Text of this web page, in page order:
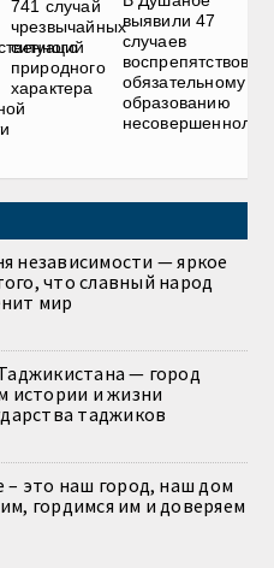
741 случай
чрезвычайных
ситуаций
природного
характера
выявили 47
случаев
обязательному
образованию
независимости — яркое
что славный народ
мир
— город
истории и жизни
таджиков
это наш город, наш дом
гордимся им и доверяем